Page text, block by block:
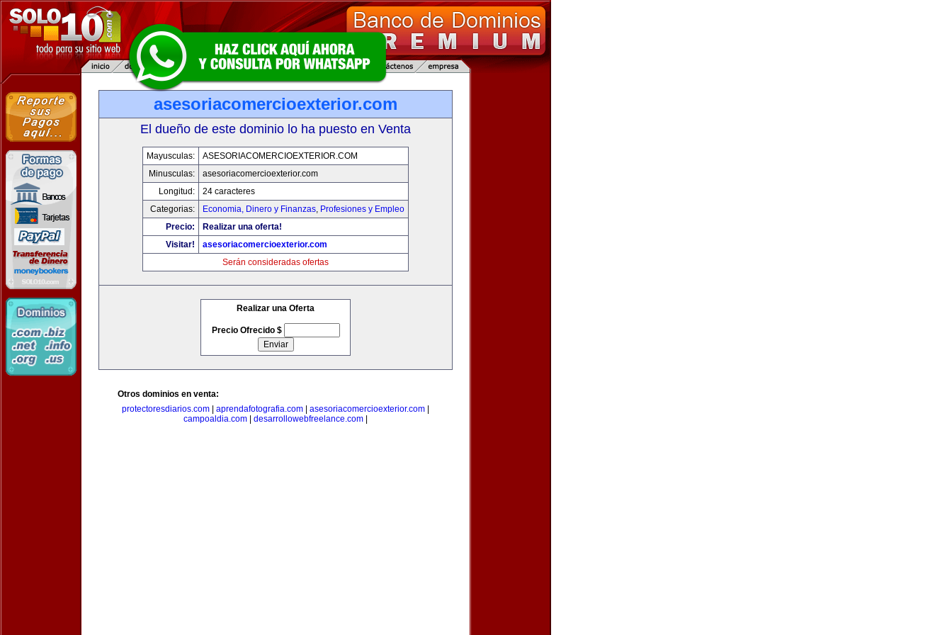
asesoriacomercioexterior.com
El dueño de este dominio lo ha puesto en Venta
Mayusculas:
ASESORIACOMERCIOEXTERIOR.COM
Minusculas:
asesoriacomercioexterior.com
Longitud:
24 caracteres
Categorias:
Economia, Dinero y Finanzas, Profesiones y Empleo
Precio:
Realizar una oferta!
Visitar!
asesoriacomercioexterior.com
Serán consideradas ofertas
Realizar una Oferta
Precio Ofrecido $
Otros dominios en venta:
protectoresdiarios.com
aprendafotografia.com asesoriacomercioexterior.com
campoaldia.com
desarrollowebfreelance.com